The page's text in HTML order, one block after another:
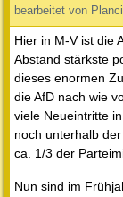
bearbeitet von
Hier in M-V ist die
Abstand stärkste
dieses enormen
die AfD nach wie
viele Neueintritte
noch unterhalb
ca. 1/3 der
Nun sind im